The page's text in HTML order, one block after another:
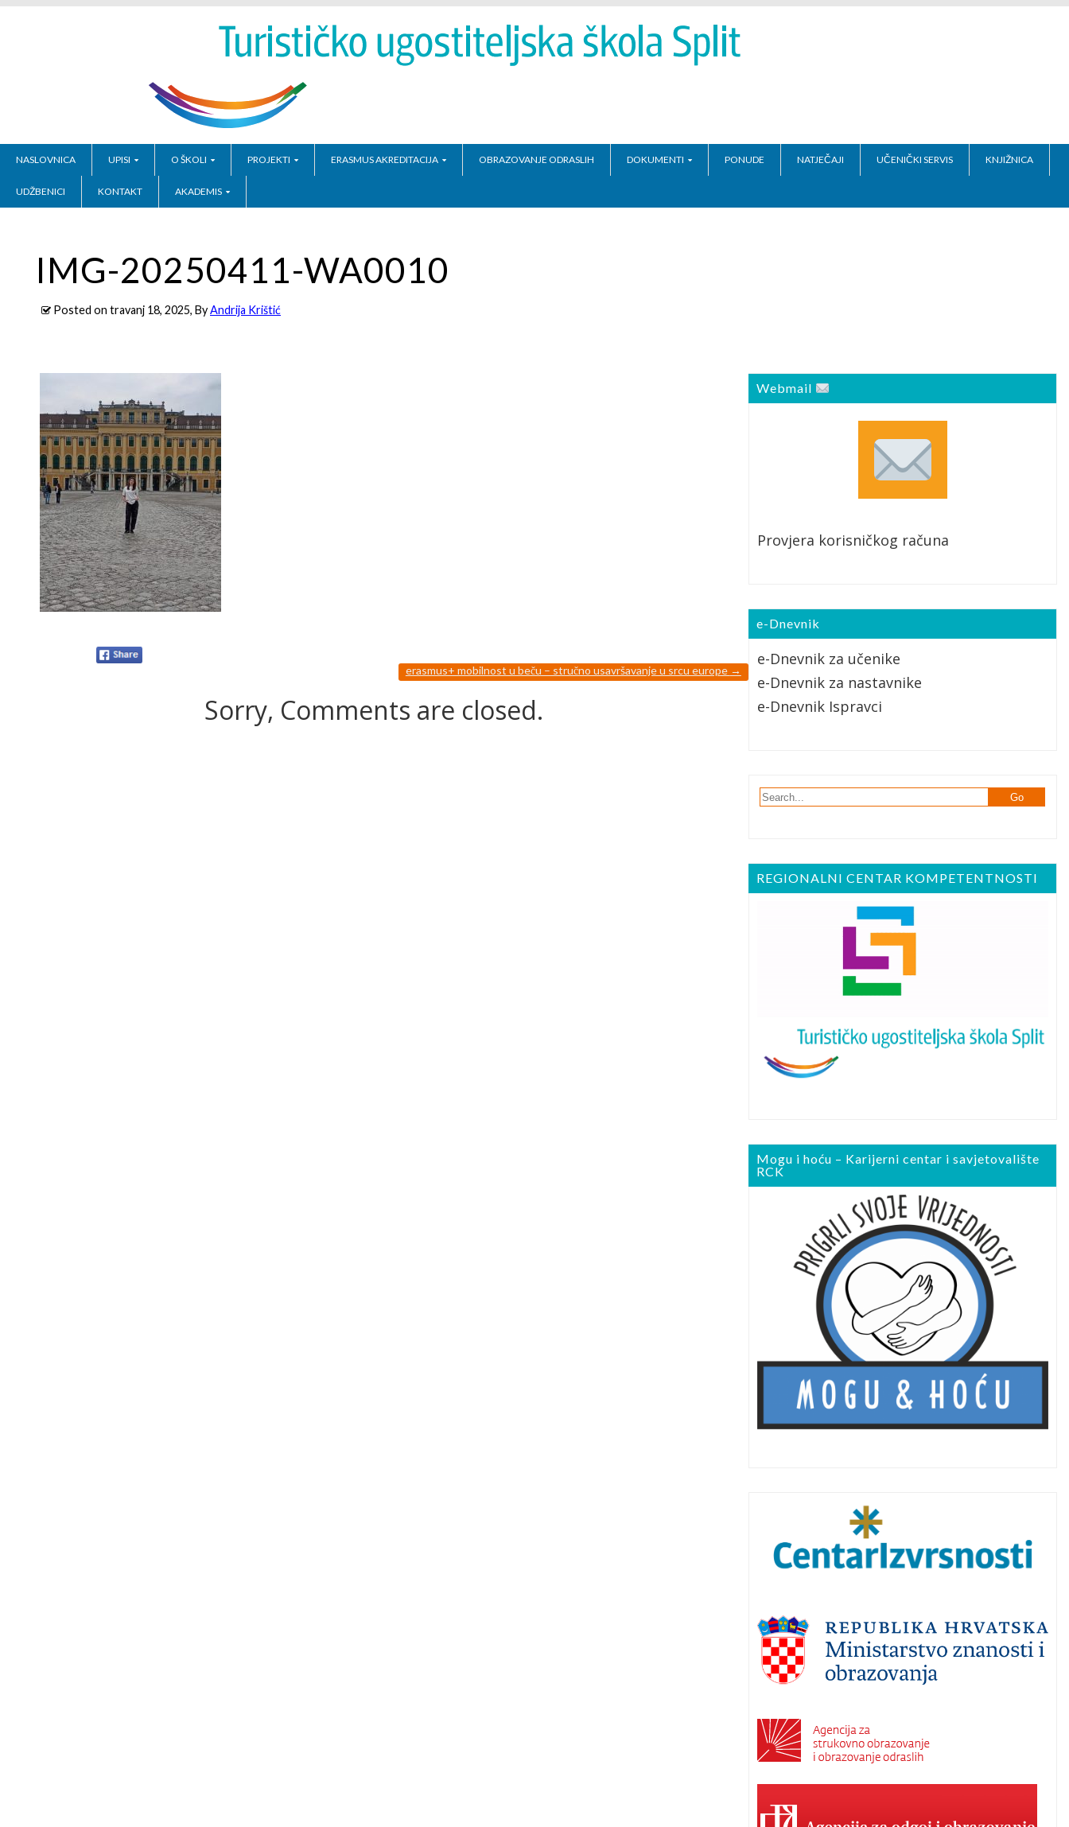
NASLOVNICA UPISI O ŠKOLI PROJEKTI ERASMUS AKREDITACIJA OBRAZOVANJE ODRASLIH DOKUMENTI PONUDE NATJEČAJI UČENIČKI SERVIS KNJIŽNICA
UDŽBENICI KONTAKT AKADEMIS
IMG-20250411-WA0010
Posted on travanj 18, 2025, ByAndrija Krištić
erasmus+ mobilnost u beču – stručno usavršavanje u srcu europe →
Sorry, Comments are closed.
Webmail
Provjera korisničkog računa
e-Dnevnik
e-Dnevnik za učenike
e-Dnevnik za nastavnike
e-Dnevnik Ispravci
REGIONALNI CENTAR KOMPETENTNOSTI
Mogu i hoću – Karijerni centar i savjetovalište
RCK